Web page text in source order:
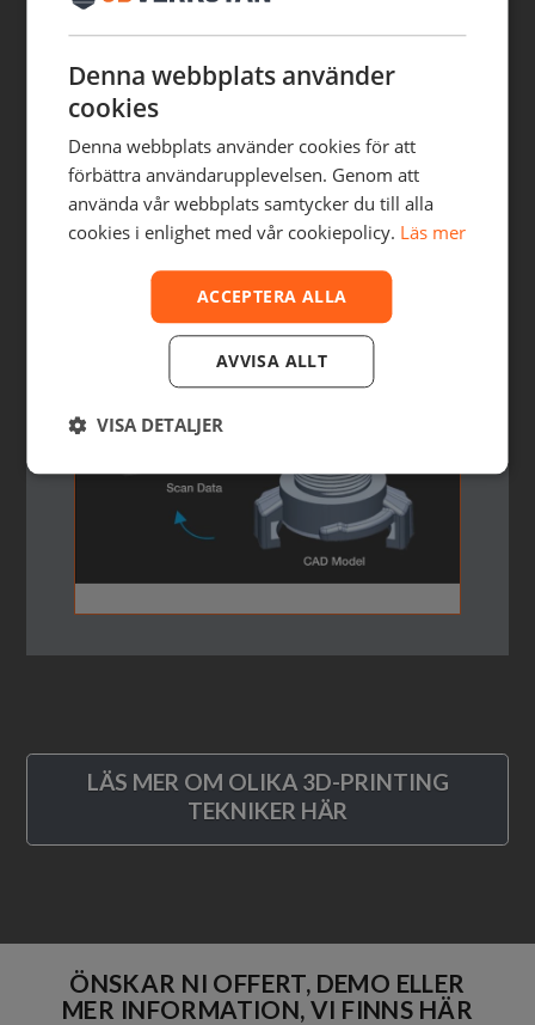
VÅRA 3D-TJÄNSTER - CAD, SCAN,
3D-PRINT
LÄS MER OM OLIKA 3D-PRINTING
TEKNIKER HÄR
ÖNSKAR NI OFFERT, DEMO ELLER
MER INFORMATION, VI FINNS HÄR
Denna webbplats använder
cookies
Denna webbplats använder cookies för att
förbättra användarupplevelsen. Genom att
använda vår webbplats samtycker du till alla
cookies i enlighet med vår cookiepolicy. Läs mer
ACCEPTERA ALLA
AVVISA ALLT
VISA DETALJER